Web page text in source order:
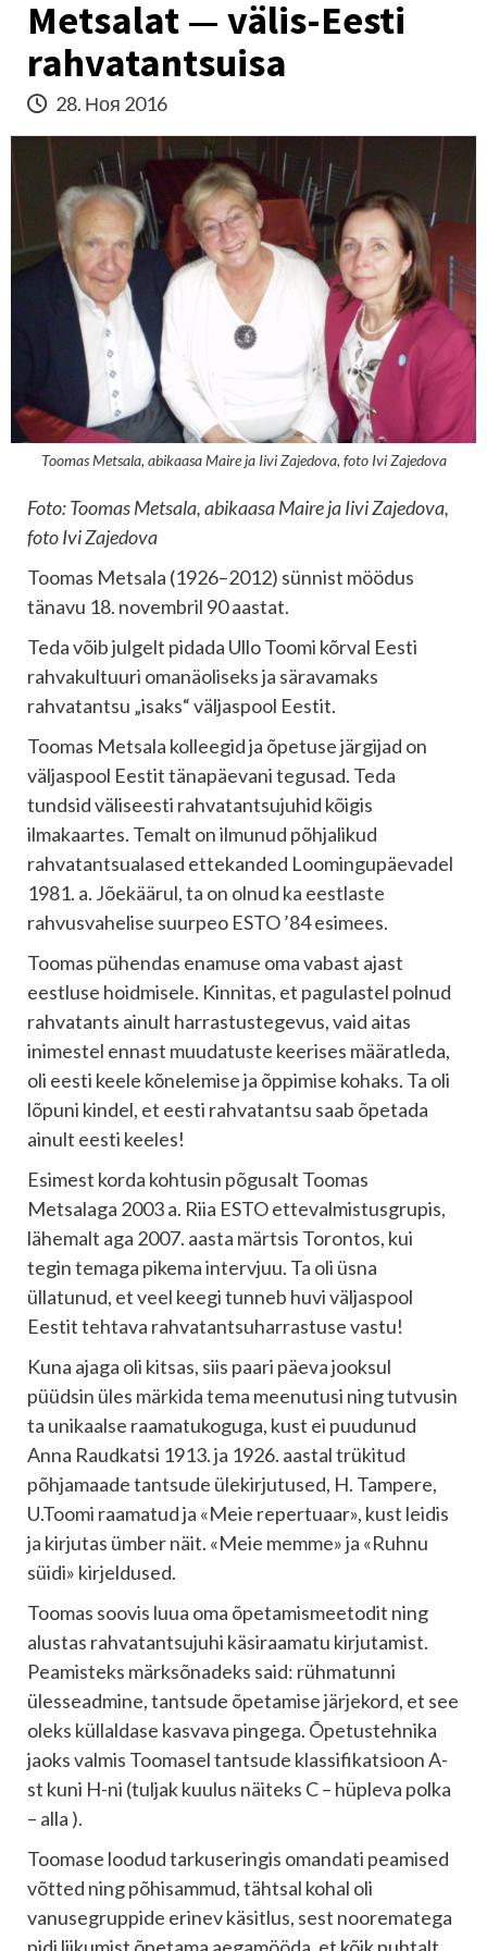
Metsalat — välis-Eesti
rahvatantsuisa
28. Ноя 2016
Toomas Metsala, abikaasa Maire ja Iivi Zajedova, foto Ivi Zajedova
Foto: Toomas Metsala, abikaasa Maire ja Iivi Zajedova,
foto Ivi Zajedova
Toomas Metsala (1926–2012) sünnist möödus
tänavu 18. novembril 90 aastat.
Teda võib julgelt pidada Ullo Toomi kõrval Eesti
rahvakultuuri omanäoliseks ja säravamaks
rahvatantsu „isaks“ väljaspool Eestit.
Toomas Metsala kolleegid ja õpetuse järgijad on
väljaspool Eestit tänapäevani tegusad. Teda
tundsid väliseesti rahvatantsujuhid kõigis
ilmakaartes. Temalt on ilmunud põhjalikud
rahvatantsualased ettekanded Loomingupäevadel
1981. a. Jõekäärul, ta on olnud ka eestlaste
rahvusvahelise suurpeo ESTO ’84 esimees.
Toomas pühendas enamuse oma vabast ajast
eestluse hoidmisele. Kinnitas, et pagulastel polnud
rahvatants ainult harrastustegevus, vaid aitas
inimestel ennast muudatuste keerises määratleda,
oli eesti keele kõnelemise ja õppimise kohaks. Ta oli
lõpuni kindel, et eesti rahvatantsu saab õpetada
ainult eesti keeles!
Esimest korda kohtusin põgusalt Toomas
Metsalaga 2003 a. Riia ESTO ettevalmistusgrupis,
lähemalt aga 2007. aasta märtsis Torontos, kui
tegin temaga pikema intervjuu. Ta oli üsna
üllatunud, et veel keegi tunneb huvi väljaspool
Eestit tehtava rahvatantsuharrastuse vastu!
Kuna ajaga oli kitsas, siis paari päeva jooksul
püüdsin üles märkida tema meenutusi ning tutvusin
ta unikaalse raamatukoguga, kust ei puudunud
Anna Raudkatsi 1913. ja 1926. aastal trükitud
põhjamaade tantsude ülekirjutused, H. Tampere,
U.Toomi raamatud ja «Meie repertuaar», kust leidis
ja kirjutas ümber näit. «Meie memme» ja «Ruhnu
süidi» kirjeldused.
Toomas soovis luua oma õpetamismeetodit ning
alustas rahvatantsujuhi käsiraamatu kirjutamist.
Peamisteks märksõnadeks said: rühmatunni
ülesseadmine, tantsude õpetamise järjekord, et see
oleks küllaldase kasvava pingega. Õpetustehnika
jaoks valmis Toomasel tantsude klassifikatsioon A-
st kuni H-ni (tuljak kuulus näiteks C – hüpleva polka
– alla ).
Toomase loodud tarkuseringis omandati peamised
võtted ning põhisammud, tähtsal kohal oli
vanusegruppide erinev käsitlus, sest noorematega
pidi liikumist õpetama aegamööda, et kõik puhtalt